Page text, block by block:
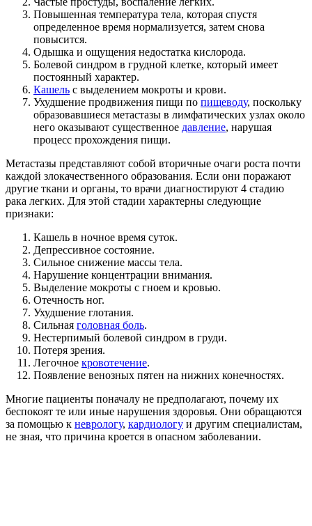
Повышенная температура тела, которая спустя
определенное время нормализуется, затем снова
повысится.
Одышка и ощущения недостатка кислорода.
Болевой синдром в грудной клетке, который имеет
постоянный характер.
Кашель с выделением мокроты и крови.
Ухудшение продвижения пищи по пищеводу, поскольку
образовавшиеся метастазы в лимфатических узлах около
него оказывают существенное давление, нарушая
процесс прохождения пищи.
Метастазы представляют собой вторичные очаги роста почти
каждой злокачественного образования. Если они поражают
другие ткани и органы, то врачи диагностируют 4 стадию
рака легких. Для этой стадии характерны следующие
признаки:
Кашель в ночное время суток.
Депрессивное состояние.
Сильное снижение массы тела.
Нарушение концентрации внимания.
Выделение мокроты с гноем и кровью.
Отечность ног.
Ухудшение глотания.
Сильная головная боль.
Нестерпимый болевой синдром в груди.
Потеря зрения.
Легочное кровотечение.
Появление венозных пятен на нижних конечностях.
Многие пациенты поначалу не предполагают, почему их
беспокоят те или иные нарушения здоровья. Они обращаются
за помощью к неврологу, кардиологу и другим специалистам,
не зная, что причина кроется в опасном заболевании.